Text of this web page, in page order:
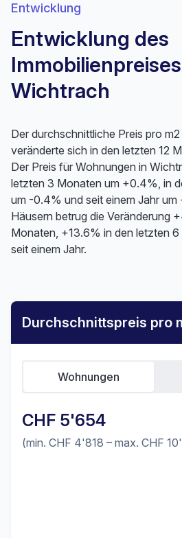
Entwicklung
Entwicklung des
Wichtrach
Der durchschnittliche Preis pro
veränderte sich in den letzten 12
Der Preis für Wohnungen in
letzten 3 Monaten um +0.4%, in
um -0.4% und seit einem Jahr um
Häusern betrug die Veränderung
Monaten, +13.6% in den letzten
seit einem Jahr.
Durchschnittspreis pro
CHF 5'654
(min. CHF 4'818 – max. CHF
Wohnungen